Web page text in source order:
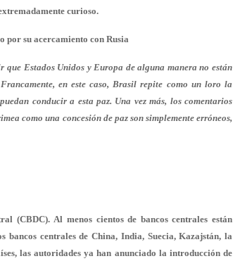
curioso.
por su acercamiento con Rusia
Estados Unidos y Europa de alguna manera no están
en este caso, Brasil repite como un loro la
conducir a esta paz. Una vez más, los comentarios
como una concesión de paz son simplemente erróneos,
(CBDC). Al menos cientos de bancos centrales están
bancos centrales de China, India, Suecia, Kazajstán, la
las autoridades ya han anunciado la introducción de